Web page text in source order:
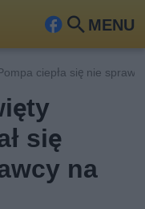
MENU
Fa
ceb
ook
Szu
kaj
ciepła się nie
się
na